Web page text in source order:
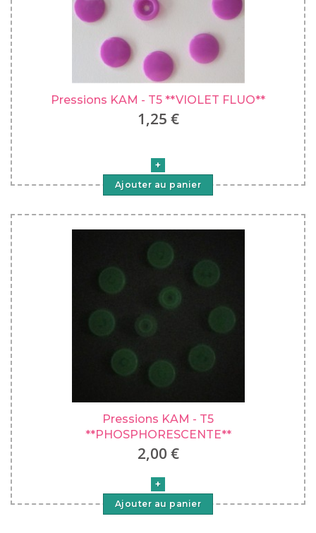
Pressions KAM - T5 **VIOLET FLUO**
1,25 €
Ajouter au panier
Pressions KAM - T5
**PHOSPHORESCENTE**
2,00 €
Ajouter au panier